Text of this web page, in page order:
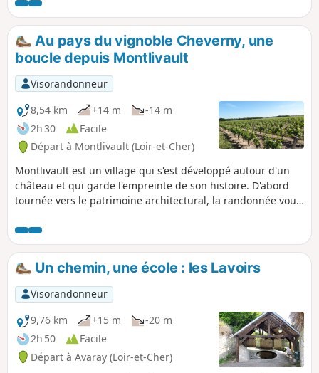
Au pays du vignoble Cheverny, une
boucle depuis Montlivault
Visorandonneur
8,54 km
+14 m
-14 m
2h 30
Facile
Départ à Montlivault (Loir-et-Cher)
Montlivault est un village qui s'est développé autour d'un
château et qui garde l'empreinte de son histoire. D'abord
tournée vers le patrimoine architectural, la randonnée vous
des cultures maraichères.
Un chemin, une école : les Lavoirs
Visorandonneur
9,76 km
+15 m
-20 m
2h 50
Facile
Départ à Avaray (Loir-et-Cher)